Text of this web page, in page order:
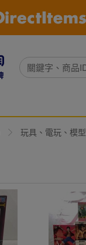
玩具、電玩、模型